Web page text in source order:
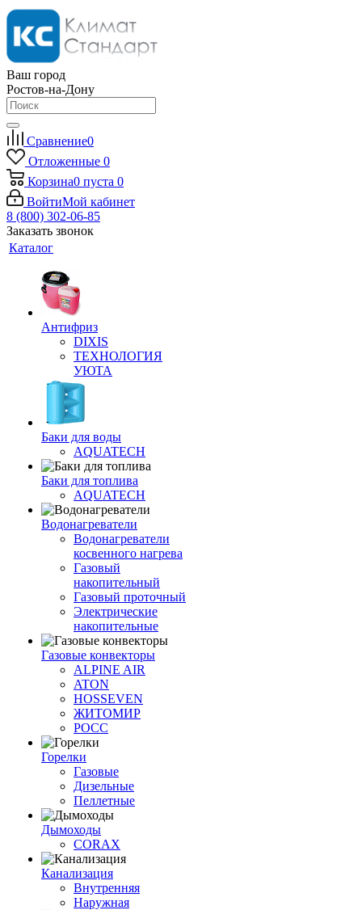
Ваш город
Ростов-на-Дону
Сравнение0
Отложенные 0
Корзина0 пуста 0
ВойтиМой кабинет
8 (800) 302-06-85
Заказать звонок
Каталог
Антифриз
DIXIS
ТЕХНОЛОГИЯ
УЮТА
Баки для воды
AQUATECH
Баки для топлива
AQUATECH
Водонагреватели
Водонагреватели
косвенного нагрева
Газовый
накопительный
Газовый проточный
Электрические
накопительные
Газовые конвекторы
ALPINE AIR
ATON
HOSSEVEN
ЖИТОМИР
РОСС
Горелки
Газовые
Дизельные
Пеллетные
Дымоходы
CORAX
Канализация
Внутренняя
Наружная